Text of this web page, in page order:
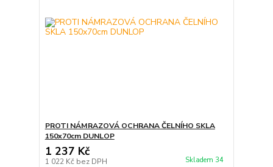
PROTI NÁMRAZOVÁ OCHRANA ČELNÍHO SKLA
150x70cm DUNLOP
1 237 Kč
1 022 Kč bez DPH Skladem 34